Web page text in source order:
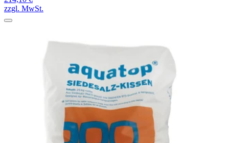
zzgl. MwSt.